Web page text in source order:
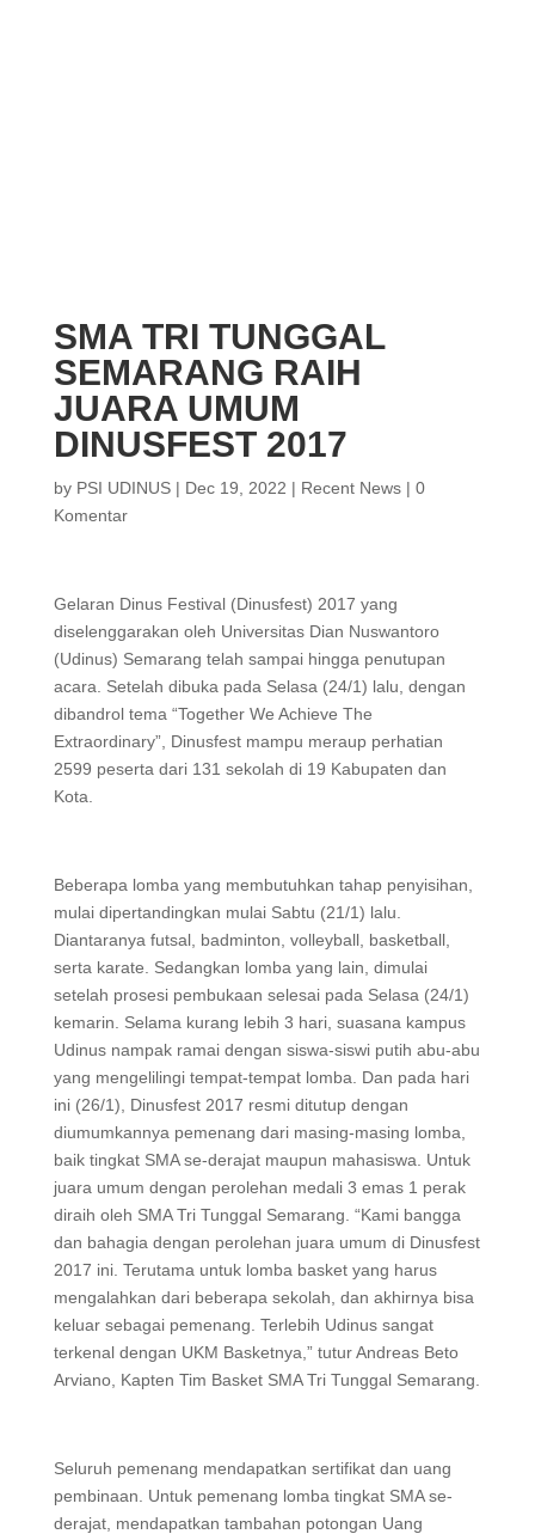
SMA TRI TUNGGAL
SEMARANG RAIH
JUARA UMUM
DINUSFEST 2017
by PSI UDINUS| Dec 19, 2022 | Recent News| 0
Komentar
Gelaran Dinus Festival (Dinusfest) 2017 yang
diselenggarakan oleh Universitas Dian Nuswantoro
(Udinus) Semarang telah sampai hingga penutupan
acara. Setelah dibuka pada Selasa (24/1) lalu, dengan
dibandrol tema “Together We Achieve The
Extraordinary”, Dinusfest mampu meraup perhatian
2599 peserta dari 131 sekolah di 19 Kabupaten dan
Kota.
Beberapa lomba yang membutuhkan tahap penyisihan,
mulai dipertandingkan mulai Sabtu (21/1) lalu.
Diantaranya futsal, badminton, volleyball, basketball,
serta karate. Sedangkan lomba yang lain, dimulai
setelah prosesi pembukaan selesai pada Selasa (24/1)
kemarin. Selama kurang lebih 3 hari, suasana kampus
Udinus nampak ramai dengan siswa-siswi putih abu-abu
yang mengelilingi tempat-tempat lomba. Dan pada hari
ini (26/1), Dinusfest 2017 resmi ditutup dengan
diumumkannya pemenang dari masing-masing lomba,
baik tingkat SMA se-derajat maupun mahasiswa. Untuk
juara umum dengan perolehan medali 3 emas 1 perak
diraih oleh SMA Tri Tunggal Semarang. “Kami bangga
dan bahagia dengan perolehan juara umum di Dinusfest
2017 ini. Terutama untuk lomba basket yang harus
mengalahkan dari beberapa sekolah, dan akhirnya bisa
keluar sebagai pemenang. Terlebih Udinus sangat
terkenal dengan UKM Basketnya,” tutur Andreas Beto
Arviano, Kapten Tim Basket SMA Tri Tunggal Semarang.
Seluruh pemenang mendapatkan sertifikat dan uang
pembinaan. Untuk pemenang lomba tingkat SMA se-
derajat, mendapatkan tambahan potongan Uang